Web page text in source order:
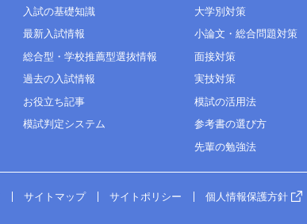
入試の基礎知識
最新入試情報
総合型・学校推薦型選抜情報
過去の入試情報
お役立ち記事
模試判定システム
大学別対策
小論文・総合問題対策
面接対策
実技対策
模試の活用法
参考書の選び方
先輩の勉強法
サイトマップ サイトポリシー 個人情報保護方針